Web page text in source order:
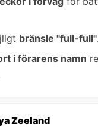
bränsle "full-full".
i förarens namn
Zeeland